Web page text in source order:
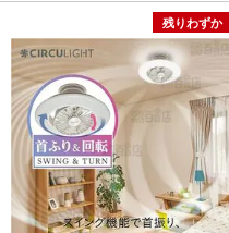
残りわずか